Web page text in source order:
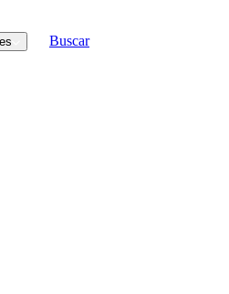
Buscar